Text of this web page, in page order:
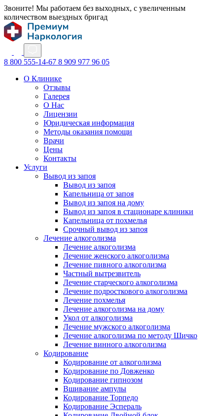
Звоните! Мы работаем без выходных, с увеличенным
количеством выездных бригад
8 800 555-14-67 8 909 977 96 05
О Клинике
Отзывы
Галерея
О Нас
Лицензии
Юридическая информация
Методы оказания помощи
Врачи
Цены
Контакты
Услуги
Вывод из запоя
Вывод из запоя
Капельница от запоя
Вывод из запоя на дому
Вывод из запоя в стационаре клиники
Капельница от похмелья
Срочный вывод из запоя
Лечение алкоголизма
Лечение алкоголизма
Лечение женского алкоголизма
Лечение пивного алкоголизма
Частный вытрезвитель
Лечение старческого алкоголизма
Лечение подросткового алкоголизма
Лечение похмелья
Лечение алкоголизма на дому
Укол от алкоголизма
Лечение мужского алкоголизма
Лечение алкоголизма по методу Шичко
Лечение винного алкоголизма
Кодирование
Кодирование от алкоголизма
Кодирование по Довженко
Кодирование гипнозом
Вшивание ампулы
Кодирование Торпедо
Кодирование Эспераль